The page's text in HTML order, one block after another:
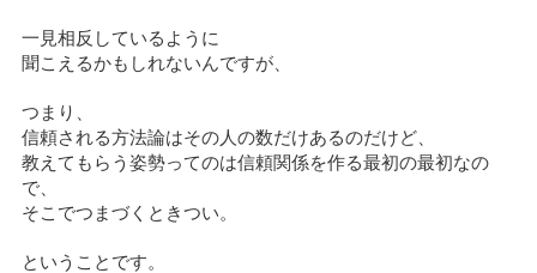
一見相反しているように
聞こえるかもしれないんですが、
つまり、
信頼される方法論はその人の数だけあるのだけど、
教えてもらう姿勢ってのは信頼関係を作る最初の最初なの
で、
そこでつまづくときつい。
ということです。